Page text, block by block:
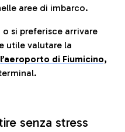
aree di imbarco.
si preferisce arrivare
utile valutare la
di Fiumicino,
senza stress